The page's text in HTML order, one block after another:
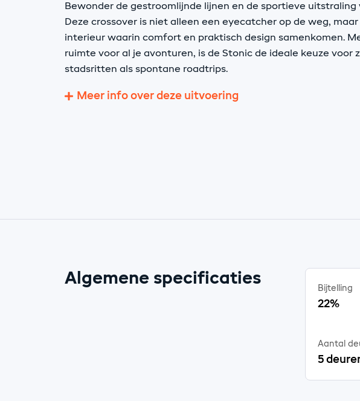
Bewonder de gestroomlijnde lijnen en de sportieve uitstraling
Deze crossover is niet alleen een eyecatcher op de weg,
interieur waarin comfort en praktisch design samenkomen.
ruimte voor al je avonturen, is de Stonic de ideale keuze voor
stadsritten als spontane roadtrips.
Meer info over deze uitvoering
Algemene specificaties
Bijtelling
22%
Aantal
5